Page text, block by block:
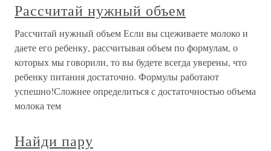
Рассчитай нужный объем
Рассчитай нужный объем Если вы сцеживаете молоко и
даете его ребенку, рассчитывая объем по формулам, о
которых мы говорили, то вы будете всегда уверены, что
ребенку питания достаточно. Формулы работают
успешно!Сложнее определиться с достаточностью объема
молока тем
Найди пару